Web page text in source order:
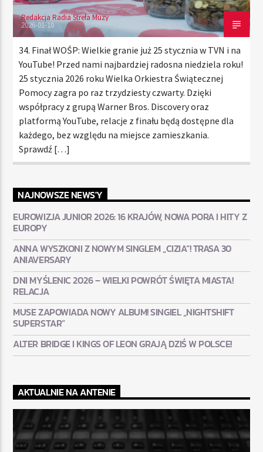
Radio Strefa Muzy
Redakcja Radia Strefa Muzy
2026-01-10
34. Finał WOŚP: Wielkie granie już 25 stycznia w TVN i na
YouTube! Przed nami najbardziej radosna niedziela roku!
25 stycznia 2026 roku Wielka Orkiestra Świątecznej
Pomocy zagra po raz trzydziesty czwarty. Dzięki
współpracy z grupą Warner Bros. Discovery oraz
platformą YouTube, relacje z finału będą dostępne dla
każdego, bez względu na miejsce zamieszkania.
Sprawdź […]
NAJNOWSZE NEWS'Y
EUROWIZJA JUNIOR 2026: 16 KRAJÓW, NOWA PORA I HITY Z
EUROPY
ANNA WYSZKONI Z NOWYM SINGLEM „CIZIA”! TRASA 30
ANIAVERSARY
DNI MYŚLENIC 2026 – WIELKI POWRÓT ŚWIĘTA MIASTA!
RELACJA
MUSE ZAPOWIADA NOWY ALBUM! SINGIEL „NIGHTSHIFT
SUPERSTAR”
ALTER BRIDGE I KINGS OF LEON GRAJĄ DZIŚ W POLSCE!
AKTUALNIE NA ANTENIE